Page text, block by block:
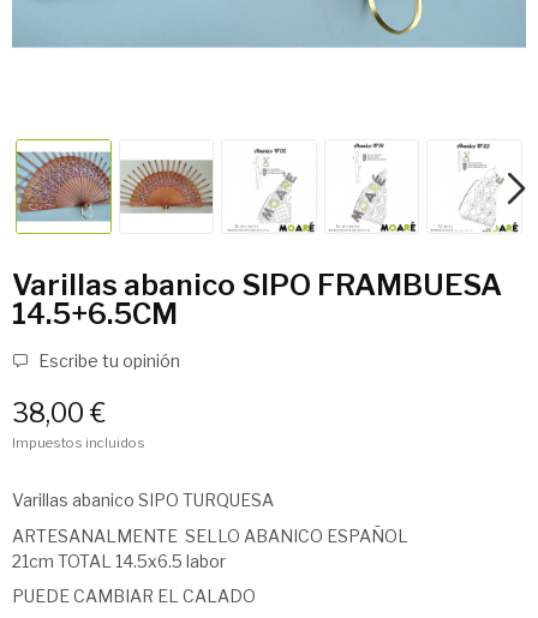
Varillas abanico SIPO FRAMBUESA
14.5+6.5CM
Escribe tu opinión
38,00 €
Impuestos incluidos
Varillas abanico SIPO TURQUESA
ARTESANALMENTE SELLO ABANICO ESPAÑOL
21cm TOTAL 14.5x6.5 labor
PUEDE CAMBIAR EL CALADO